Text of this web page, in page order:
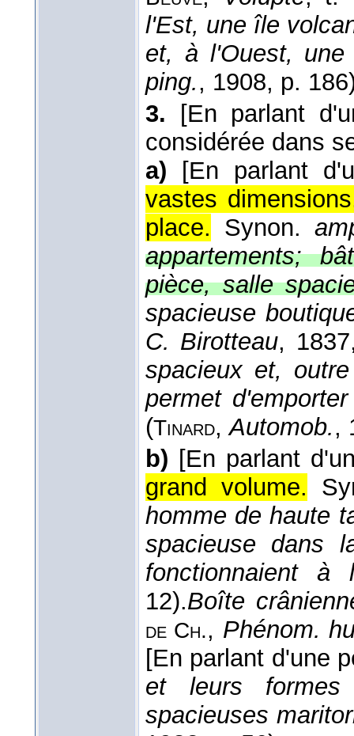
l'Est, une île
et, à l'Ouest,
ping., 1908, p.
3.
[En parlant
considérée dans
a)
[En parlant
vastes
place. Synon.
appartements;
pièce, salle
spacieuse
C. Birotteau, 1837
spacieux et,
permet
(Tinard,Automob.,
b) [En parlant
grand volume.
homme de haute
spacieuse dans
fonctionnaient à
12).Boîte
de Ch., Phénom.
[En parlant d'une
et leurs formes
spacieuses